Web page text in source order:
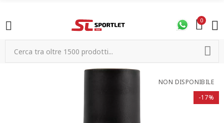
0
NON DISPONIBILE
-17%